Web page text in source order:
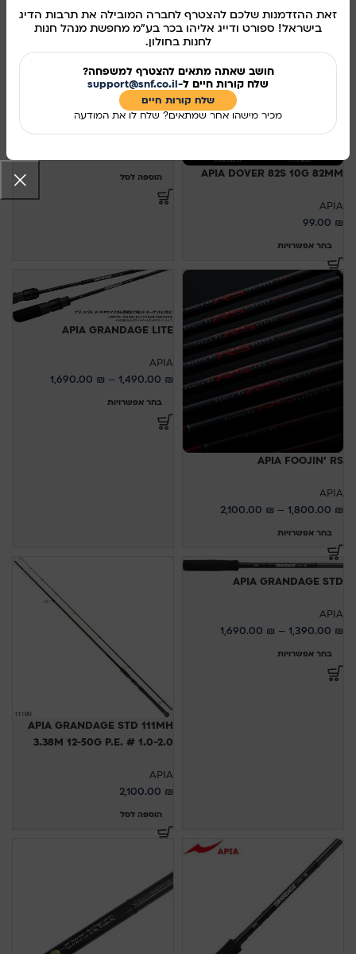
זאת ההזדמנות שלכם להצטרף לחברה המובילה את תרבות הדיג
בישראל! ספורט ודייג אליהו בכר בע"מ מחפשת מנהל חנות
לחנות בחולון.
חושב שאתה מתאים להצטרף למשפחה?
שלח קורות חיים ל-support@snf.co.il
שלח קורות חיים​
מכיר מישהו אחר שמתאים? שלח לו את המודעה
APIA DOVER 82S 10G 82MM
APIA
99.00 ₪
בחר אפשרויות
APIA FISH GRIP HOLDER
APIA
הוספה לסל
APIA FOOJIN' RS
APIA
1,800.00 ₪
–
2,100.00 ₪
בחר אפשרויות
APIA GRANDAGE LITE
APIA
1,490.00 ₪
–
1,690.00 ₪
בחר אפשרויות
APIA GRANDAGE STD
APIA
1,390.00 ₪
–
1,690.00 ₪
בחר אפשרויות
APIA GRANDAGE STD 111MH
3.38M 12-50G P.E. # 1.0-2.0
APIA
2,100.00 ₪
הוספה לסל